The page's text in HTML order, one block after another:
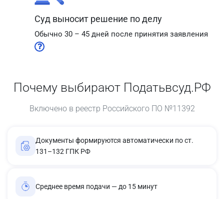
Суд выносит решение по делу
Обычно 30 – 45 дней после принятия заявления
Почему выбирают Податьвсуд.РФ
Включено в реестр Российского ПО №11392
Документы формируются автоматически по ст.
131–132 ГПК РФ
Среднее время подачи — до 15 минут